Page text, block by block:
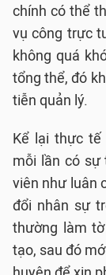
chính có thể
vụ công trực
không quá
tổng thể, đó
tiễn quản lý.
Kể lại thực tế
mỗi lần có sự
viên như luân
đổi nhân sự
thường làm
tạo, sau đó